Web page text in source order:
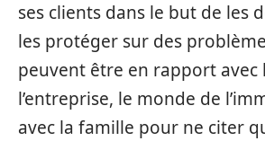
ses clients dans le but de les
les protéger sur des
peuvent être en rapport avec
l’entreprise, le monde de
avec la famille pour ne citer